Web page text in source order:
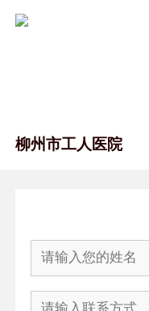
柳州市工人医院